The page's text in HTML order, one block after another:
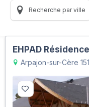
Recherche par ville
EHPAD
Arpajon-sur-Cère